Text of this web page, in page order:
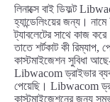
লিনাক্সে বাই ডিফল্ট
হ্যান্ডেলিংয়ের জন্য।
ট্যাবলেটের সাথে কাজ
তাতে শর্টকাট কী
কাস্টমাইজেশন সুবিধা
Libwacom ড্রাইভার
পেয়েছি। Libwacom
কাস্টমাইজেশনের জন্য